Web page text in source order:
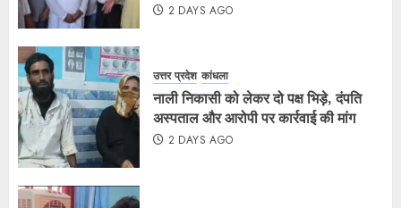
2 DAYS AGO
उत्तर प्रदेश कांधला
नाली निकासी को लेकर दो पक्ष भिड़े, दंपति
अस्पताल और आरोपी पर कार्रवाई की मांग
2 DAYS AGO